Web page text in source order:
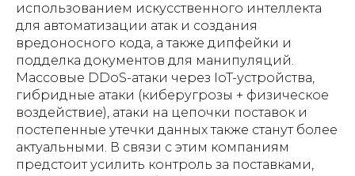
использованием искусственного интеллекта
для автоматизации атак и создания
вредоносного кода, а также дипфейки и
подделка документов для манипуляций.
Массовые DDoS-атаки через IoT-устройства,
гибридные атаки (киберугрозы + физическое
воздействие), атаки на цепочки поставок и
постепенные утечки данных также станут более
актуальными. В связи с этим компаниям
предстоит усилить контроль за поставками,